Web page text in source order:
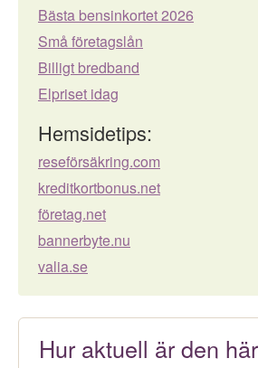
Bästa bensinkortet 2026
Små företagslån
Billigt bredband
Elpriset idag
Hemsidetips:
reseförsäkring.com
kreditkortbonus.net
företag.net
bannerbyte.nu
valia.se
Hur aktuell är den